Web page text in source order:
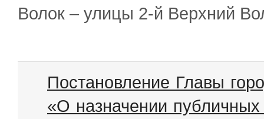
Волок – улицы 2-й Верхний
Постановление Главы
«О назначении